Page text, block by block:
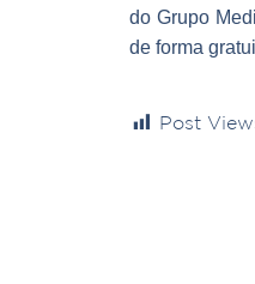
do Grupo
de forma
Post